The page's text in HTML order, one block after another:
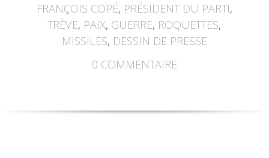
FRANÇOIS COPÉ, PRÉSIDENT DU PARTI,
TRÈVE, PAIX, GUERRE, ROQUETTES,
MISSILES, DESSIN DE PRESSE
0 COMMENTAIRE